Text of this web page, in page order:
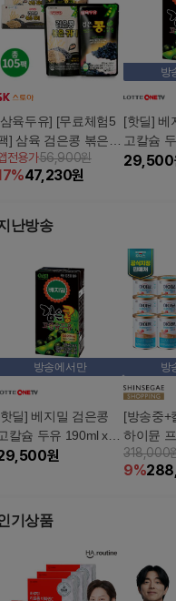
육두유] [무료체험5
] 삼육 검은콩 볶은귀
두유 60팩 + 검은콩
칼슘 45팩 (총 105
전용가56,900원
%47,230원
방
[핫딜] 베
고칼슘
8팩
29,500
난방송
방송에서만
딜] 베지밀 검은콩
칼슘 두유 190ml x 4
팩
원
방
[방송중+
하이뮨
알파 12
슘
318,000
9%
기상품